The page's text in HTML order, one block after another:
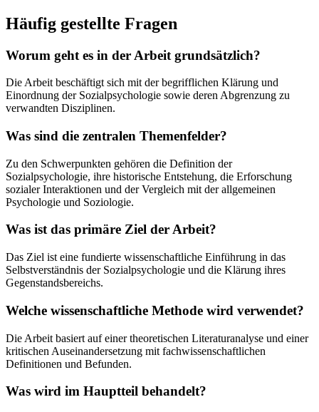
Häufig gestellte Fragen
Worum geht es in der Arbeit grundsätzlich?
Die Arbeit beschäftigt sich mit der begrifflichen Klärung und
Einordnung der Sozialpsychologie sowie deren Abgrenzung zu
verwandten Disziplinen.
Was sind die zentralen Themenfelder?
Zu den Schwerpunkten gehören die Definition der
Sozialpsychologie, ihre historische Entstehung, die Erforschung
sozialer Interaktionen und der Vergleich mit der allgemeinen
Psychologie und Soziologie.
Was ist das primäre Ziel der Arbeit?
Das Ziel ist eine fundierte wissenschaftliche Einführung in das
Selbstverständnis der Sozialpsychologie und die Klärung ihres
Gegenstandsbereichs.
Welche wissenschaftliche Methode wird verwendet?
Die Arbeit basiert auf einer theoretischen Literaturanalyse und einer
kritischen Auseinandersetzung mit fachwissenschaftlichen
Definitionen und Befunden.
Was wird im Hauptteil behandelt?